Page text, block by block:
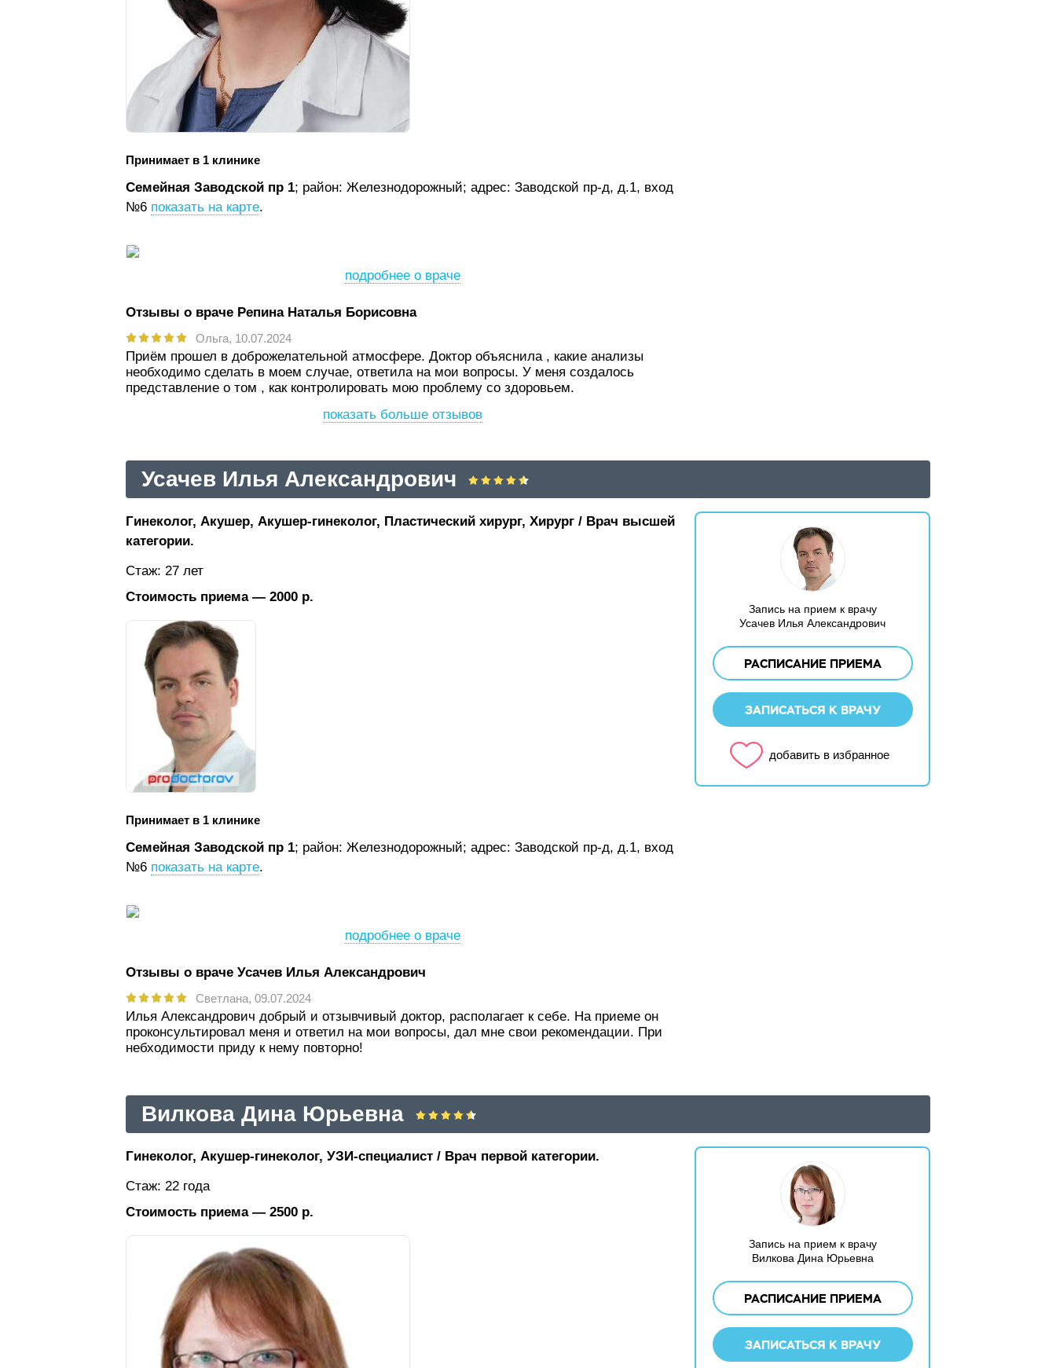
Принимает в 1 клинике
Семейная Заводской пр 1; район: Железнодорожный; адрес: Заводской пр-д, д.1, вход
№6 показать на карте.
подробнее о враче
Отзывы о враче Репина Наталья Борисовна
Ольга, 10.07.2024
Приём прошел в доброжелательной атмосфере. Доктор объяснила , какие анализы
необходимо сделать в моем случае, ответила на мои вопросы. У меня создалось
представление о том , как контролировать мою проблему со здоровьем.
показать больше отзывов
Усачев Илья Александрович
Гинеколог, Акушер, Акушер-гинеколог, Пластический хирург, Хирург / Врач высшей
категории.
Стаж: 27 лет
Стоимость приема — 2000 р.
Принимает в 1 клинике
Семейная Заводской пр 1; район: Железнодорожный; адрес: Заводской пр-д, д.1, вход
№6 показать на карте.
Запись на прием к врачу
Усачев Илья Александрович
РАСПИСАНИЕ ПРИЕМА
ЗАПИСАТЬСЯ К ВРАЧУ
добавить в избранное
подробнее о враче
Отзывы о враче Усачев Илья Александрович
Светлана, 09.07.2024
Илья Александрович добрый и отзывчивый доктор, располагает к себе. На приеме он
проконсультировал меня и ответил на мои вопросы, дал мне свои рекомендации. При
небходимости приду к нему повторно!
Вилкова Дина Юрьевна
Гинеколог, Акушер-гинеколог, УЗИ-специалист / Врач первой категории.
Стаж: 22 года
Стоимость приема — 2500 р.
Запись на прием к врачу
Вилкова Дина Юрьевна
РАСПИСАНИЕ ПРИЕМА
ЗАПИСАТЬСЯ К ВРАЧУ